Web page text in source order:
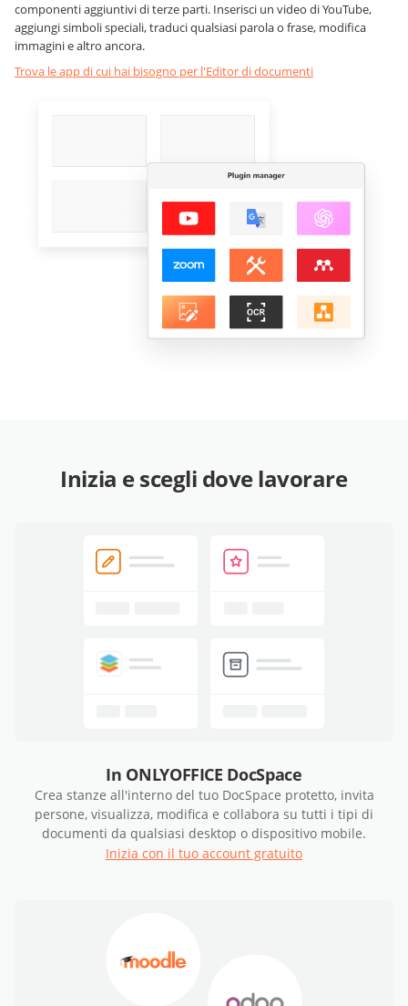
componenti aggiuntivi di terze parti. Inserisci un video di YouTube,
aggiungi simboli speciali, traduci qualsiasi parola o frase, modifica
immagini e altro ancora.
Trova le app di cui hai bisogno per l'Editor di documenti
Inizia e scegli dove lavorare
In ONLYOFFICE DocSpace
Crea stanze all'interno del tuo DocSpace protetto, invita
persone, visualizza, modifica e collabora su tutti i tipi di
documenti da qualsiasi desktop o dispositivo mobile.
Inizia con il tuo account gratuito